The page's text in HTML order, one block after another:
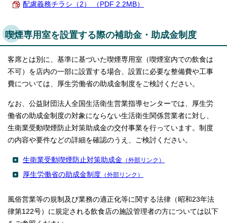
配慮義務チラシ（2） （PDF 2.2MB）
喫煙専用室を設置する際の補助金・助成金制度
客席とは別に、基準に基づいた喫煙専用室（喫煙室内での飲食は
不可）を店内の一部に設置する場合、設置に必要な整備費や工事
費については、厚生労働省の助成金制度をご検討ください。
なお、公益財団法人全国生活衛生営業指導センターでは、厚生労
働省の助成金制度の対象にならない生活衛生関係営業者に対し、
生衛業受動喫煙防止対策助成金の交付事業を行っています。制度
の内容や要件などの詳細を確認のうえ、ご検討ください。
生衛業受動喫煙防止対策助成金 （外部リンク）
厚生労働省の助成金制度 （外部リンク）
風俗営業等の規制及び業務の適正化等に関する法律（昭和23年法
律第122号）に規定される飲食店の施設管理者の方については以下